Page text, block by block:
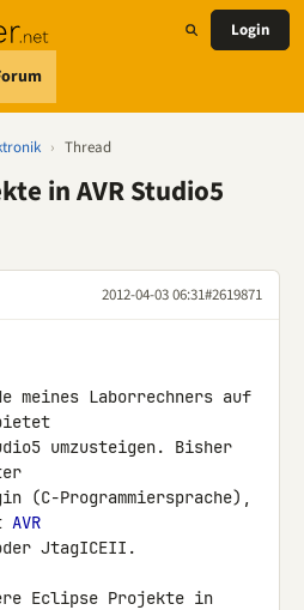
Login
› Thread
in AVR Studio5
2012-04-03 06:31#2619871
meines Laborrechners auf
umzusteigen. Bisher
(C-Programmiersprache),
AVR
JtagICEII.
Eclipse Projekte in